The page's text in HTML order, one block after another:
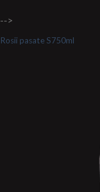
-->
Rosii pasate S750ml